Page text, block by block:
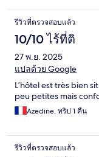
รีวิวที่ตรวจสอบแล้ว
10/10 ไร้ที่ติ
27 พ.ย. 2025
แปลด้วย Google
L’hôtel est très bien
peu petites mais
Azedine, ทริป 1 คืน
รีวิวที่ตรวจสอบแล้ว